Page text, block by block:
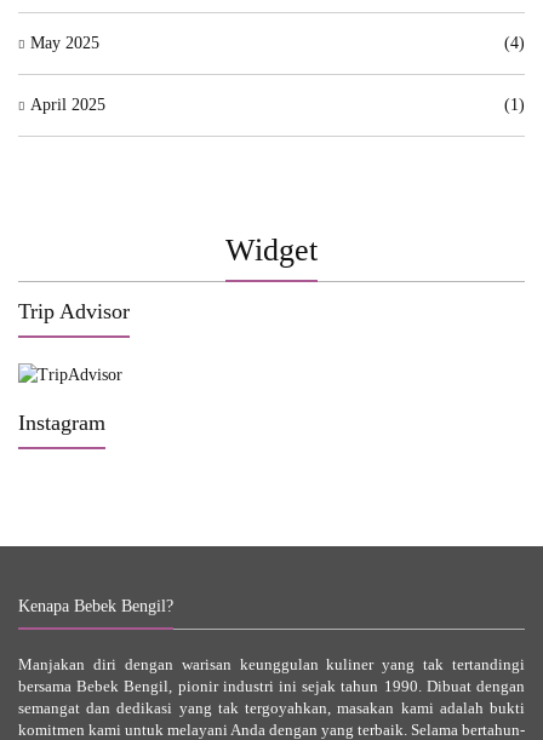
May 2025 (4)
April 2025 (1)
Widget
Trip Advisor
Instagram
Kenapa Bebek Bengil?
Manjakan diri dengan warisan keunggulan kuliner yang tak tertandingi
bersama Bebek Bengil, pionir industri ini sejak tahun 1990. Dibuat dengan
semangat dan dedikasi yang tak tergoyahkan, masakan kami adalah bukti
komitmen kami untuk melayani Anda dengan yang terbaik. Selama bertahun-